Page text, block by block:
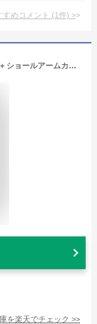
めコメント (1件) >
着るアームカバー ずれないアームカバー UPF50+ ショールアームカバー ロングスリーブ レディース 接触冷感 ストレッチ 吸汗速乾 涼しい UV 紫外線対策 日焼け防止 紫外線カット UVカット 腕カバー ゴルフウェア ランニング スポーツ おしゃれ
を楽天でチェック >>